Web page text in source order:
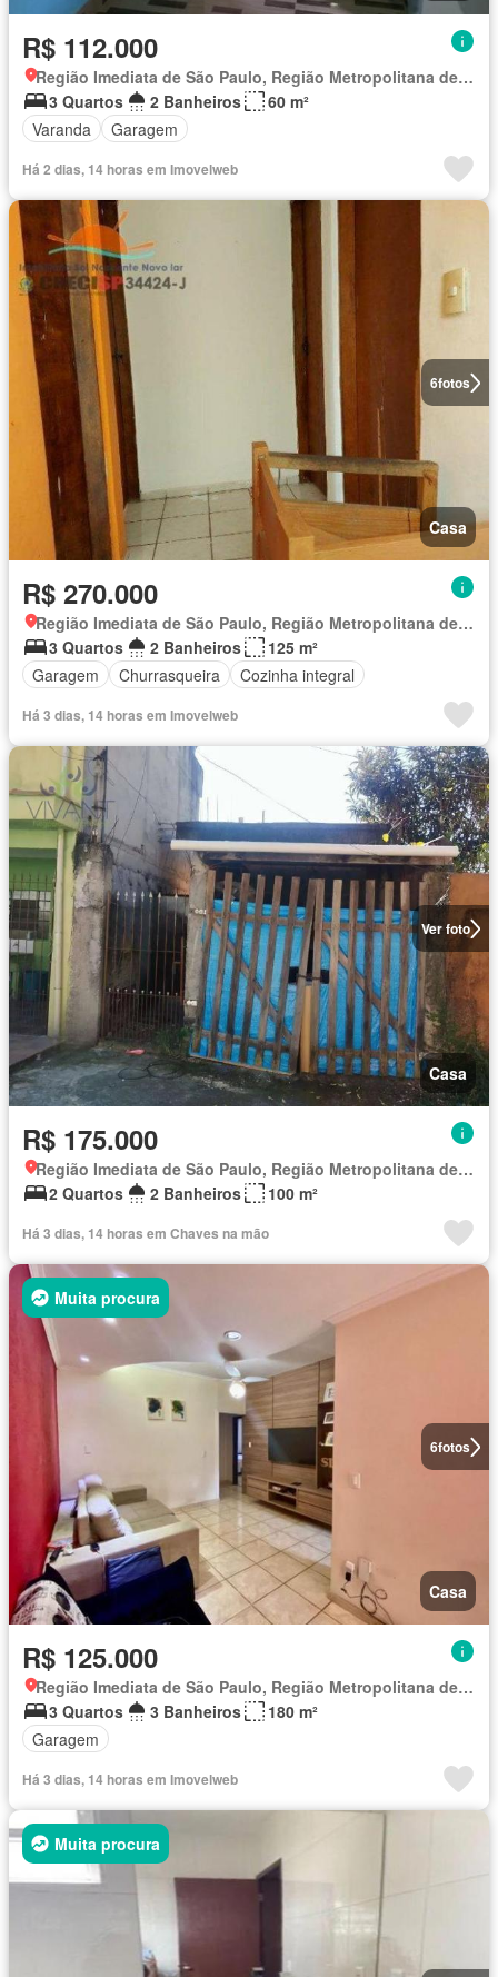
R$ 112.000
Região Imediata de São Paulo, Região Metropolitana de São Paulo
3 Quartos
2 Banheiros
60 m²
Varanda
Garagem
Há 2 dias, 14 horas em Imovelweb
6fotos
Casa
R$ 270.000
Região Imediata de São Paulo, Região Metropolitana de São Paulo
3 Quartos
2 Banheiros
125 m²
Garagem
Churrasqueira Cozinha integral
Há 3 dias, 14 horas em Imovelweb
Ver foto
Casa
R$ 175.000
Região Imediata de São Paulo, Região Metropolitana de São Paulo
2 Quartos
2 Banheiros 100 m²
Há 3 dias, 14 horas em Chaves na mão
6fotos
Muita procura
Casa
R$ 125.000
Região Imediata de São Paulo, Região Metropolitana de São Paulo
3 Quartos
3 Banheiros
180 m²
Garagem
Há 3 dias, 14 horas em Imovelweb
Muita procura